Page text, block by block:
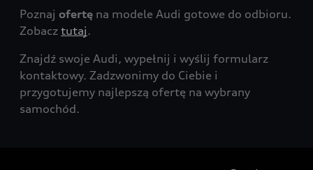
Poznaj ofertę na modele Audi gotowe do odbioru.
Zobacz tutaj.
Znajdź swoje Audi, wypełnij i wyślij formularz
kontaktowy. Zadzwonimy do Ciebie i
przygotujemy najlepszą ofertę na wybrany
samochód.